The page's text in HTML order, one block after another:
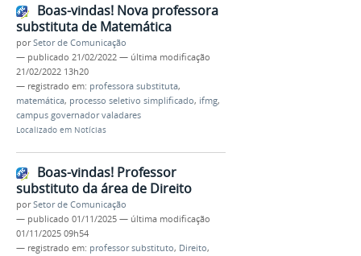
Boas-vindas! Nova professora
substituta de Matemática
porSetor de Comunicação
— publicado 21/02/2022 — última modificação
21/02/2022 13h20
— registrado em: professora substituta,
matemática, processo seletivo simplificado, ifmg,
campus governador valadares
Localizado em Notícias
Boas-vindas! Professor
substituto da área de Direito
porSetor de Comunicação
— publicado 01/11/2025 — última modificação
01/11/2025 09h54
— registrado em: professor substituto, Direito,